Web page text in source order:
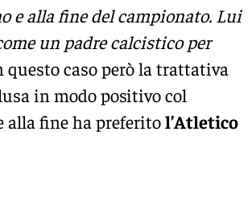
e alla fine del campionato. Lui
un padre calcistico per
questo caso però la trattativa
in modo positivo col
alla fine ha preferitol’Atletico